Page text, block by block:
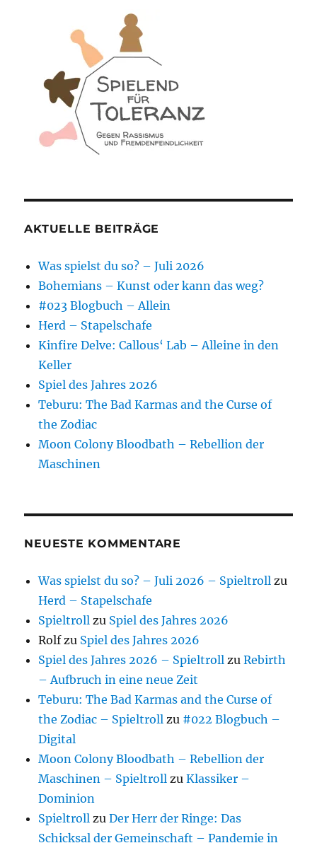
AKTUELLE BEITRÄGE
Was spielst du so? – Juli 2026
Bohemians – Kunst oder kann das weg?
#023 Blogbuch – Allein
Herd – Stapelschafe
Kinfire Delve: Callous‘ Lab – Alleine in den
Keller
Spiel des Jahres 2026
Teburu: The Bad Karmas and the Curse of
the Zodiac
Moon Colony Bloodbath – Rebellion der
Maschinen
NEUESTE KOMMENTARE
Was spielst du so? – Juli 2026 – Spieltroll zu
Herd – Stapelschafe
Spieltroll zu Spiel des Jahres 2026
Rolfzu Spiel des Jahres 2026
Spiel des Jahres 2026 – Spieltroll zuRebirth
– Aufbruch in eine neue Zeit
Teburu: The Bad Karmas and the Curse of
the Zodiac – Spieltroll zu #022 Blogbuch –
Digital
Moon Colony Bloodbath – Rebellion der
Maschinen – Spieltroll zuKlassiker –
Dominion
Spieltroll zuDer Herr der Ringe: Das
Schicksal der Gemeinschaft – Pandemie in